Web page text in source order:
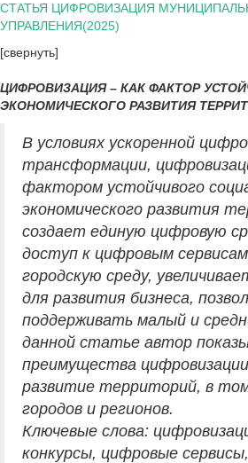
СТАТЬЯ ЦИФРОВИЗАЦИЯ
УПРАВЛЕНИЯ(2025)
[свернуть]
ЦИФРОВИЗАЦИЯ – КАК ФАКТОР
ЭКОНОМИЧЕСКОГО РАЗВИТИЯ
В условиях ускоренной
трансформации,
фактором устойчивого
экономического развития
создает единую цифровую
доступ к цифровым
городскую среду,
для развития бизнеса,
поддерживать малый и
данной статье автор
преимущества
развитие территорий, в
городов и регионов.
Ключевые слова:
конкурсы, цифровые